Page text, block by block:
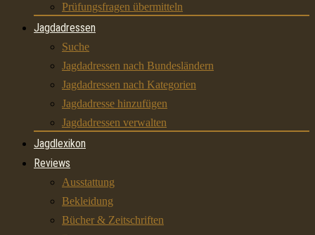
Prüfungsfragen übermitteln
Jagdadressen
Suche
Jagdadressen nach Bundesländern
Jagdadressen nach Kategorien
Jagdadresse hinzufügen
Jagdadressen verwalten
Jagdlexikon
Reviews
Ausstattung
Bekleidung
Bücher & Zeitschriften